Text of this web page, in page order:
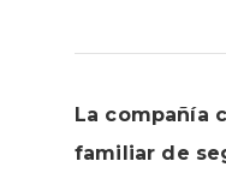
La compañía
familiar de